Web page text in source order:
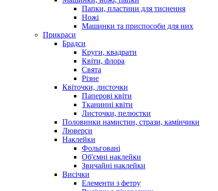
Папки, пластини для тиснення
Ножі
Машинки та приспособи для них
Прикраси
Брадси
Круги, квадрати
Квіти, флора
Свята
Різне
Квіточки, листочки
Паперові квіти
Тканинні квіти
Листочки, пелюстки
Половинки намистин, стрази, камінчики
Люверси
Наклейки
Фольговані
Об'ємні наклейки
Звичайні наклейки
Висічки
Елементи з фетру